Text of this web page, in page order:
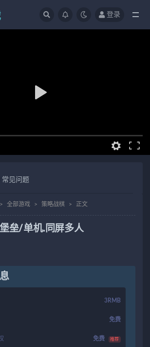
登录
常见问题
全部游戏 策略战棋 正文
垒/单机.同屏多人
3RMB
免费
免费 推荐